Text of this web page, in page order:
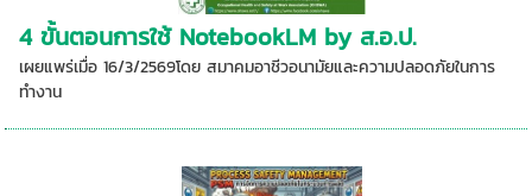
4 ขั้นตอนการใช้ NotebookLM by ส.อ.ป.
เผยแพร่เมื่อ 16/3/2569โดย สมาคมอาชีวอนามัยและความปลอดภัยในการ
ทำงาน